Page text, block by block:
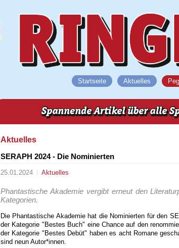
Startseite Aktuelles
Aktuelles
SERAPH 2024 - Die Nominierten
25.01.2024 Aktuelles
Phantastische Akademie vergibt erneut den
Kategorien.
Die Phantastische Akademie hat die Nominierten für den
der Kategorie "Bestes Buch" eine Chance auf den
der Kategorie "Bestes Debüt" haben es acht Romane
sind neun Autor*innen.